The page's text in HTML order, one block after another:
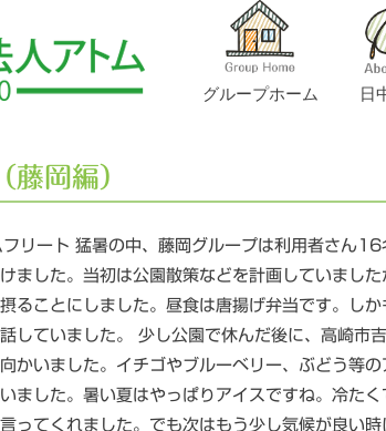
グループホーム
オリーブ
ハピネス
日
相
移
福
藤岡編）
リート 猛暑の中、藤岡グループは利用者さん16
ました。当初は公園散策などを計画していまし
ることにしました。昼食は唐揚げ弁当です。し
していました。 少し公園で休んだ後に、高崎市
かいました。イチゴやブルーベリー、ぶどう等
ました。暑い夏はやっぱりアイスですね。冷た
ってくれました。でも次はもう少し気候が良い時